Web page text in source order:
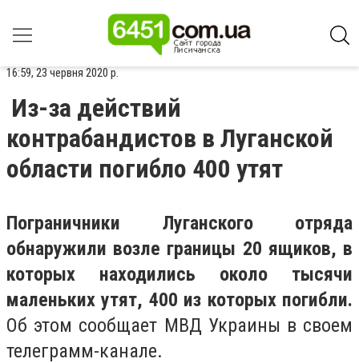
16:59, 23 червня 2020 р.
Из-за действий
контрабандистов в Луганской
области погибло 400 утят
Пограничники Луганского отряда
обнаружили возле границы 20 ящиков, в
которых находились около тысячи
маленьких утят, 400 из которых погибли.
Об этом сообщает МВД Украины в своем
телеграмм-канале.